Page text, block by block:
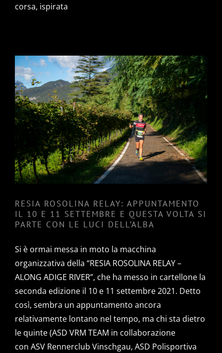
corsa, ispirata
RESIA ROSOLINA RELAY:
APPUNTAMENTO IL 10 E 11
SETTEMBRE E QUESTA VOLTA
SI PARTE CON LE LUCI
DELL’ALBA
RESIA ROSOLINA RELAY: APPUNTAMENTO
IL 10 E 11 SETTEMBRE E QUESTA VOLTA SI
PARTE CON LE LUCI DELL’ALBA
Si è ormai messa in moto la macchina
organizzativa della “RESIA ROSOLINA RELAY –
ALONG ADIGE RIVER”, che ha messo in cartellone la
seconda edizione il 10 e 11 settembre 2021. Detto
così, sembra un appuntamento ancora
relativamente lontano nel tempo, ma chi sta dietro
le quinte (ASD VRM TEAM in collaborazione
con ASV Rennerclub Vinschgau, ASD Polisportiva